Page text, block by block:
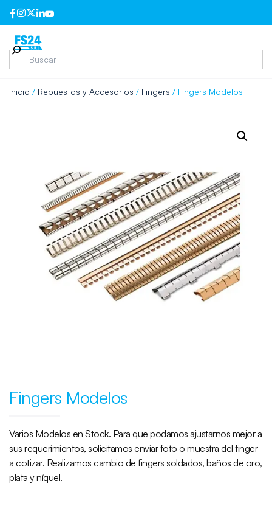
Inicio / Repuestos y Accesorios / Fingers / Fingers Modelos
Fingers Modelos
Varios Modelos en Stock. Para que podamos ajustarnos mejor a
sus requerimientos, solicitamos enviar foto o muestra del finger
a cotizar. Realizamos cambio de fingers soldados, baños de oro,
plata y níquel.